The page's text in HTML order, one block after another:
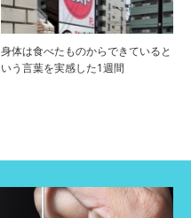
身体は食べたものからできていると
いう言葉を実感した1週間